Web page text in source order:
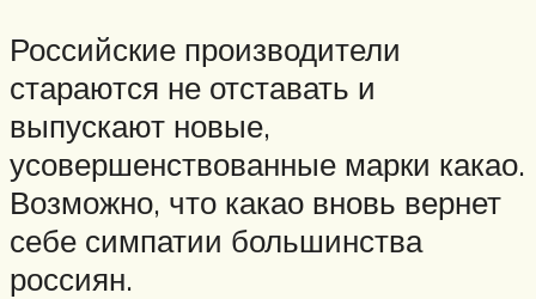
Российские производители
стараются не отставать и
выпускают новые,
усовершенствованные марки какао.
Возможно, что какао вновь вернет
себе симпатии большинства
россиян.